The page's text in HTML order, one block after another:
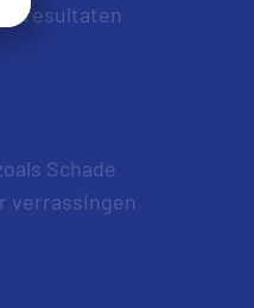
resultaten
Schade
verrassingen